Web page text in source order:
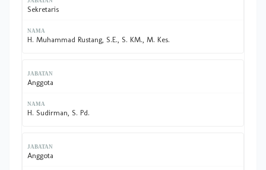
Sekretaris
H. Muhammad Rustang, S.E., S. KM., M. Kes.
Anggota
H. Sudirman, S. Pd.
Anggota